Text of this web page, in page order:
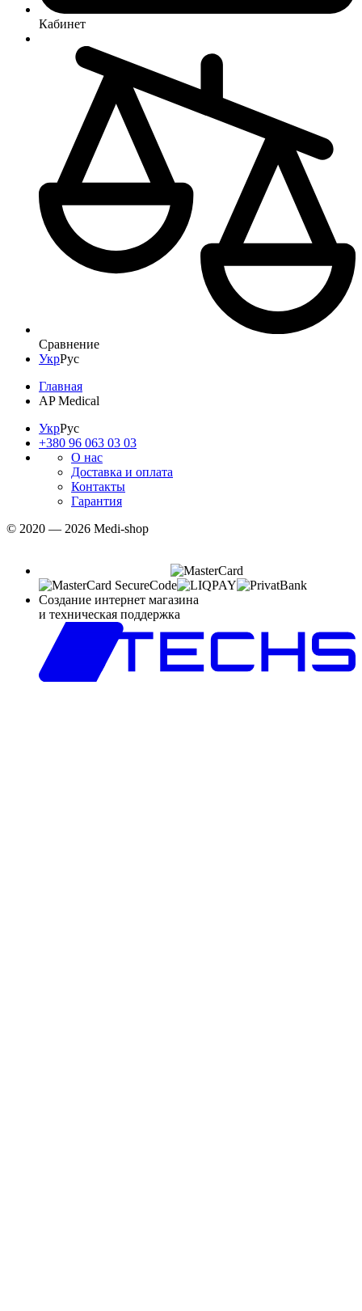
Кабинет
Сравнение
УкрРус
Главная
AP Medical
УкрРус
+380 96 063 03 03
О нас
Доставка и оплата
Контакты
Гарантия
© 2020 — 2026 Medi-shop
Создание интернет магазина
и техническая поддержка